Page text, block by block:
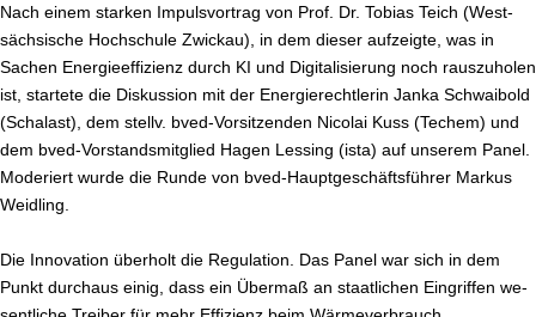
Nach einem starken Im­puls­vor­trag von Prof. Dr. Tobias Teich (West­
säch­si­sche Hochschule Zwickau), in dem dieser aufzeigte, was in
Sachen En­er­gie­ef­fi­zi­enz durch KI und Di­gi­ta­li­sie­rung noch raus­zu­ho­len
ist, startete die Diskussion mit der En­er­gie­recht­le­rin Janka Schwaibold
(Schalast), dem stellv. bved-Vor­sit­zen­den Nicolai Kuss (Techem) und
dem bved-Vor­stands­mit­glied Hagen Lessing (ista) auf unserem Panel.
Moderiert wurde die Runde von bved-Haupt­ge­schäfts­füh­rer Markus
Weidling
Die Innovation überholt die Regulation. Das Panel war sich in dem
Punkt durchaus einig, dass ein Übermaß an staat­li­chen Eingriffen we­